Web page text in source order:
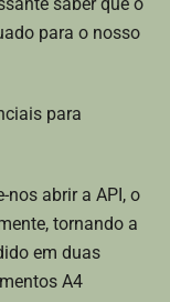
para o nosso
para
abrir a API, o
tornando a
em duas
A4